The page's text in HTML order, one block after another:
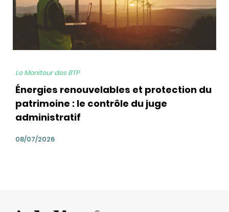
Le Moniteur des BTP
Énergies renouvelables et protection du
patrimoine : le contrôle du juge
administratif
08/07/2026